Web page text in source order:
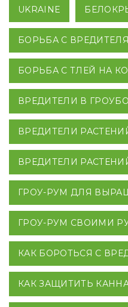
UKRAINE
БОРЬБА С
БОРЬБА С ТЛЕЙ НА
ВРЕДИТЕЛИ В
ВРЕДИТЕЛИ
ВРЕДИТЕЛИ
ГРОУ-РУМ ДЛЯ
ГРОУ-РУМ СВОИМИ
КАК БОРОТЬСЯ С
КАК ЗАЩИТИТЬ